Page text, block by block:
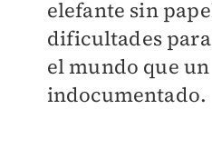
elefante sin
dificultades
el mundo que un
indocumentado.